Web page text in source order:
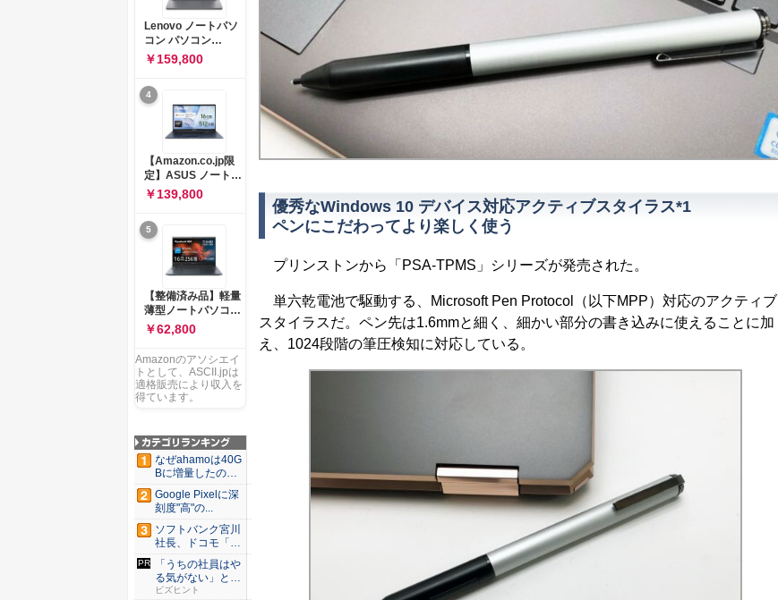
優秀なWindows 10 デバイス対応アクティブスタイラス*1
ペンにこだわってより楽しく使う
プリンストンから「PSA-TPMS」シリーズが発売された。
単六乾電池で駆動する、Microsoft Pen Protocol（以下MPP）対応のアクティブ
スタイラスだ。ペン先は1.6mmと細く、細かい部分の書き込みに使えることに加
え、1024段階の筆圧検知に対応している。
Lenovo ノートパソ
コン パソコン
IdeaPad Slim 3 14.0
インチ AMD
Ryzen™ 5 8640HS
メモリ16GB
SSD512GB
Microsoft 365 試用
版 Windows11 バッ
テリー駆動12.6時間
重量1.39kg ルナグレ
ー 83K9003JJP ノー
トPC
￥159,800
4
【Amazon.co.jp限
定】ASUS ノートパ
ソコン Vivobook 15
M1502NAQ 15.6イ
ンチ AMD Ryzen 7
170 メモリ16GB
SSD 512GB
Microsoft 365
Personal (24か月版)
搭載 Windows 11 重
量1.7kg Wi-Fi 6E ク
ワイエットブルー
M1502NAQ-
￥139,800
5
【整備済み品】軽量
薄型ノートパソコン
dynabook G83 ■
13.3型
FHD(1920x1080) -
高性能第11世代Core
i5-1135G7 - メモリ
16GB - SSD 256GB
USB Type-C - MS
Office 2021 - Win11
搭載
￥62,800
Amazonのアソシエイ
トとして、ASCII.jpは
適格販売により収入を
得ています。
なぜahamoは40G
Bに増量したの
か ...
Google Pixelに深
刻度"高"の...
ソフトバンク宮川
社長、ドコモ「ah
amo...
「うちの社員はや
る気がない」と嘆
くリーダ...
ビズヒント